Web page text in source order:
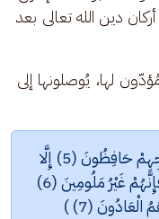
دين الله تعالى بعد
لها، يُوصلونها إلى
تفسير قوله تعالى: ( وَالَّذِينَ هُمْ لِفُرُوجِهِمْ حَافِظُونَ (5) إِلَّا
عَلَىٰ أَزْوَاجِهِمْ أَوْ مَا مَلَكَتْ أَيْمَانُهُمْ فَإِنَّهُمْ غَيْرُ مَلُومِينَ (6)
(7) )